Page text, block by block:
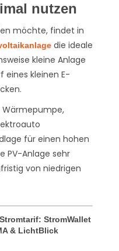
nutzen
möchte, findet in
die ideale
kleine Anlage
eines kleinen E-
Wärmepumpe,
für einen hohen
PV-Anlage sehr
von niedrigen
StromWallet
& LichtBlick